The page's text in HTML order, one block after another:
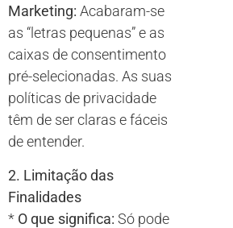
Marketing: Acabaram-se
as “letras pequenas” e as
caixas de consentimento
pré-selecionadas. As suas
políticas de privacidade
têm de ser claras e fáceis
de entender.
2. Limitação das
Finalidades
* O que significa: Só pode